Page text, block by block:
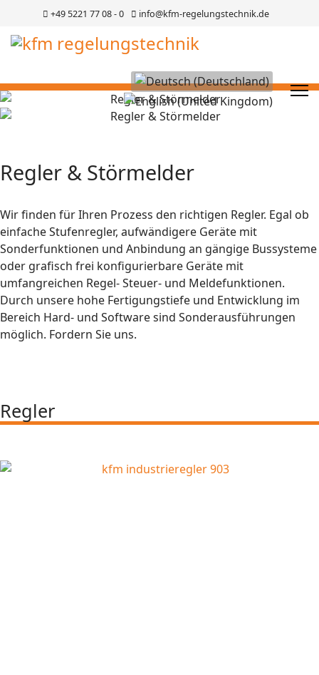
+49 5221 77 08 - 0 info@kfm-regelungstechnik.de
Regler & Störmelder
Wir finden für Ihren Prozess den richtigen Regler. Egal ob
einfache Stufenregler, aufwändigere Geräte mit
Sonderfunktionen und Anbindung an gängige Bussysteme
oder grafisch frei konfigurierbare Geräte mit
umfangreichen Regel- Steuer- und Meldefunktionen.
Durch unsere hohe Fertigungstiefe und Entwicklung im
Bereich Hard- und Software sind Sonderausführungen
möglich. Fordern Sie uns.
Regler